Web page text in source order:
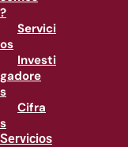
?
Servici
os
Investi
gadore
s
Cifra
s
Servicios